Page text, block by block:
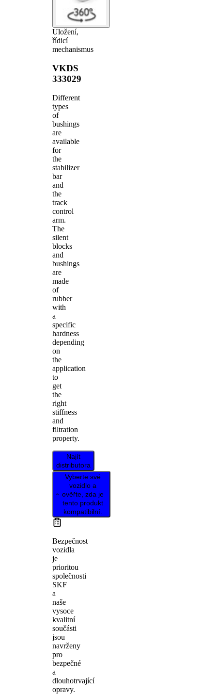
Uložení,
řídicí
mechanismus
VKDS
333029
Different
types
of
bushings
are
available
for
the
stabilizer
bar
and
the
track
control
arm.
The
silent
blocks
and
bushings
are
made
of
rubber
with
a
specific
hardness
depending
on
the
application
to
get
the
right
stiffness
and
filtration
property.
Najít
distributora
Vyberte své
vozidlo a
ověřte, zda je
tento produkt
kompatibilní.
Bezpečnost
vozidla
je
prioritou
společnosti
SKF
a
naše
vysoce
kvalitní
součásti
jsou
navrženy
pro
bezpečné
a
dlouhotrvající
opravy.